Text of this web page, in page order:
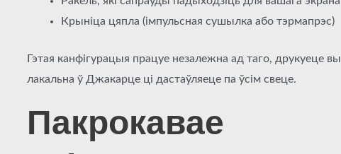
Крыніца цяпла (імпульсная сушылка або тэрмапрэс)
Гэтая канфігурацыя працуе незалежна ад таго, друкуеце вы
лакальна ў Джакарце ці дастаўляеце па ўсім свеце.
Пакрокавае